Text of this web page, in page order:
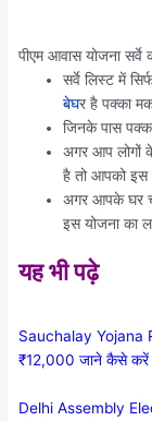
पीएम आवास योजना
सर्वे लिस्ट में
बेघर है पक्का
जिनके पास
अगर आप लोगों
है तो आपको इस
अगर आपके घर
इस योजना का
यह भी पढ़े
Sauchalay Yojana
₹12,000 जाने कैसे करें
Delhi Assembly